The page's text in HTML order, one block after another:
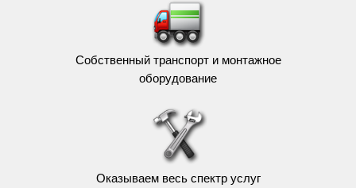
Оказываем весь спектр услуг
Собственный транспорт и монтажное
оборудование